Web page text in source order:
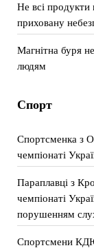
Не всі продукти
приховану
Магнітна буря
людям
Спорт
Спортсменка з
чемпіонаті
Параплавці з
чемпіонаті
порушенням
Спортсмени